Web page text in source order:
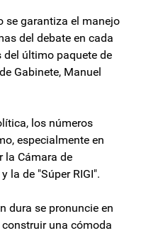
se garantiza el manejo
del debate en cada
del último paquete de
Gabinete, Manuel
los números
especialmente en
la Cámara de
la de "Súper RIGI".
dura se pronuncie en
una cómoda